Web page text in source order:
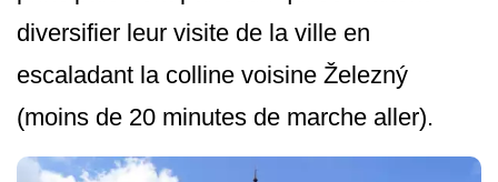
diversifier leur visite de la ville en
escaladant la colline voisine Železný
(moins de 20 minutes de marche aller).